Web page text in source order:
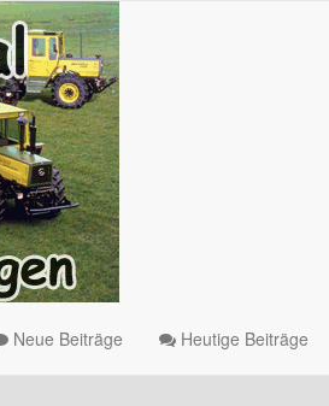
Neue Beiträge Heutige Beiträge